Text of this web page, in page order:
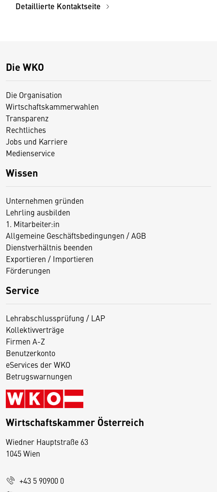
Detaillierte Kontaktseite
Die WKO
Die Organisation
Wirtschaftskammerwahlen
Transparenz
Rechtliches
Jobs und Karriere
Medienservice
Wissen
Unternehmen gründen
Lehrling ausbilden
1. Mitarbeiter:in
Allgemeine Geschäftsbedingungen / AGB
Dienstverhältnis beenden
Exportieren / Importieren
Förderungen
Service
Lehrabschlussprüfung / LAP
Kollektivverträge
Firmen A-Z
Benutzerkonto
eServices der WKO
Betrugswarnungen
Wirtschaftskammer Österreich
Wiedner Hauptstraße 63
1045 Wien
+43 5 90900 0
D
s